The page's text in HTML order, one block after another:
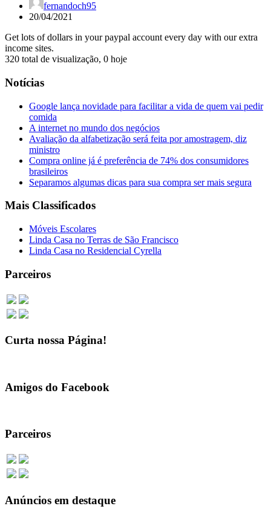
fernandoch95
20/04/2021
Get lots of dollars in your paypal account every day with our extra
income sites.
320 total de visualização, 0 hoje
Notícias
Google lança novidade para facilitar a vida de quem vai pedir
comida
A internet no mundo dos negócios
Avaliação da alfabetização será feita por amostragem, diz
ministro
Compra online já é preferência de 74% dos consumidores
brasileiros
Separamos algumas dicas para sua compra ser mais segura
Mais Classificados
Móveis Escolares
Linda Casa no Terras de São Francisco
Linda Casa no Residencial Cyrella
Parceiros
Curta nossa Página!
Amigos do Facebook
Parceiros
Anúncios em destaque